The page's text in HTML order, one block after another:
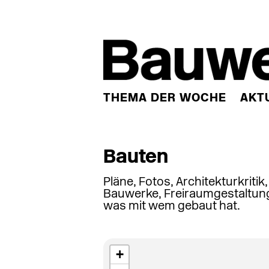
THEMA DER WOCHE
Bauten
Pläne, Fotos,
Bauwerke,
was mit wem gebaut hat.
+